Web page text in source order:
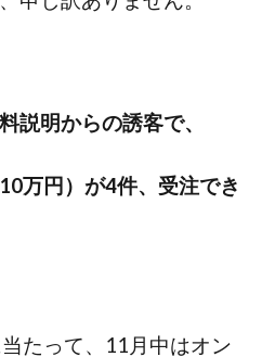
説明からの誘客で、
万円）が4件、受注でき
たって、11月中はオン